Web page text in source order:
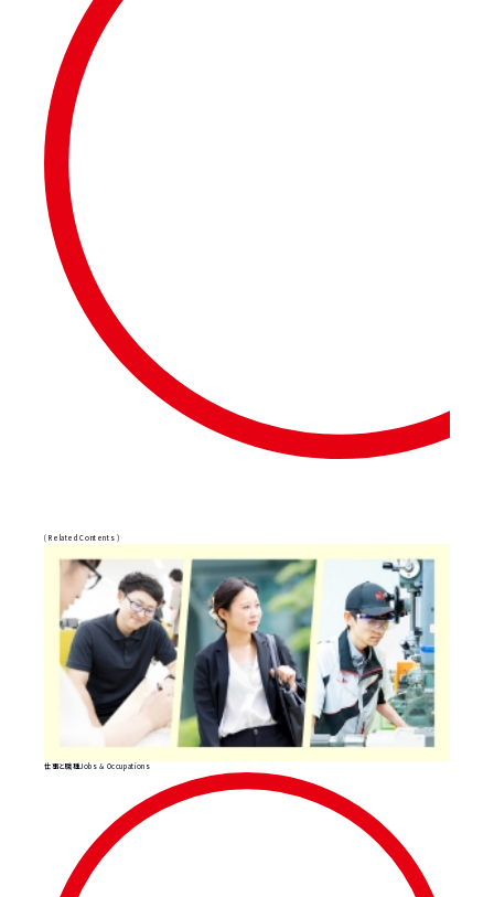
( Related Contents )
仕事と職種 Jobs & Occupations